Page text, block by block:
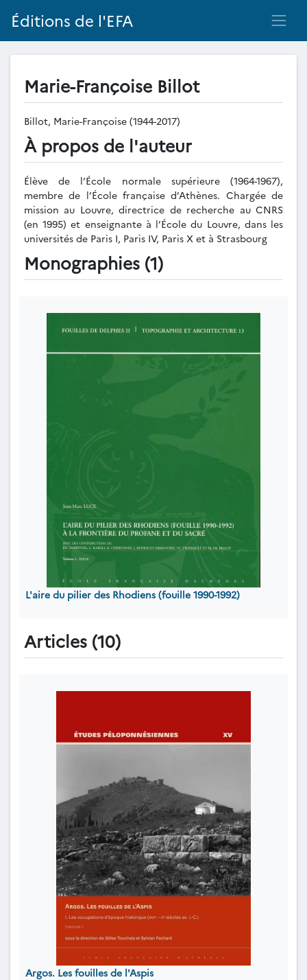
Éditions de l'EFA
Marie-Françoise Billot
Billot, Marie-Françoise (1944-2017)
À propos de l'auteur
Élève de l’École normale supérieure (1964-1967),
membre de l’École française d’Athènes. Chargée de
mission au Louvre, directrice de recherche au CNRS
(en 1995) et enseignante à l’École du Louvre, dans les
universités de Paris I, Paris IV, Paris X et à Strasbourg
Monographies (1)
L'aire du pilier des Rhodiens (fouille 1990-1992)
Articles (10)
Argos. Les fouilles de l'Aspis